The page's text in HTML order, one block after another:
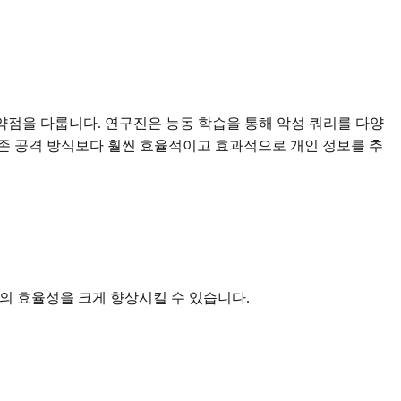
을 다룹니다. 연구진은 능동 학습을 통해 악성 쿼리를 다양
공격 방식보다 훨씬 효율적이고 효과적으로 개인 정보를 추
효율성을 크게 향상시킬 수 있습니다.